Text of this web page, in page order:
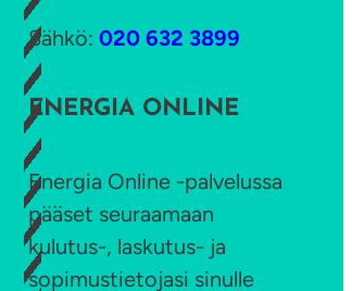
Sähkö: 020 632 3899
ENERGIA ONLINE
Energia Online -palvelussa
pääset seuraamaan
kulutus-, laskutus- ja
sopimustietojasi sinulle